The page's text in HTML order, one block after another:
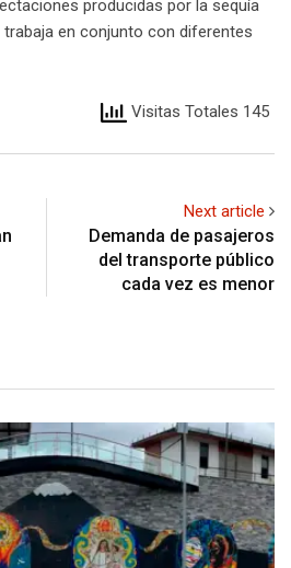
producidas por la sequía
en conjunto con diferentes
Visitas Totales 145
Next article
Demanda de pasajeros
del transporte público
cada vez es menor